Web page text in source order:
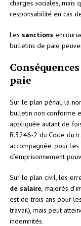
charges sociales, mais
responsabilité en cas
Les sanctions
bulletins de paie
paie
Sur le plan pénal, la
bulletin non conforme
appliquée autant de
R.3246-2 du Code du
accompagnée, pour
d’emprisonnement
Sur le plan civil, les
de salaire, majorés
est de trois ans pour
travail), mais peut
indemnités.